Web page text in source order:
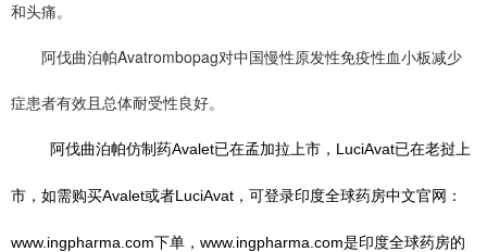
和头痛。
阿伐曲泊帕Avatrombopag对中国慢性原发性免疫性血小板减少
症患者有效且总体耐受性良好。
阿伐曲泊帕仿制药Avalet已在孟加拉上市，LuciAvat已在老挝上
市， 如需购买Avalet或者LuciAvat，可登录印度全球药房中文官网：
www.ingpharma.com下单， www.ingpharma.com是印度全球药房的